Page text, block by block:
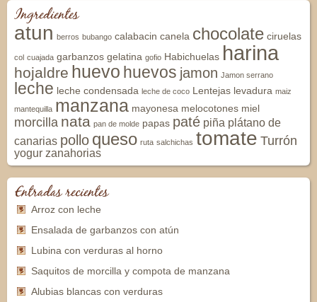
Ingredientes
atun berros bubango calabacin canela chocolate ciruelas
col cuajada garbanzos gelatina gofio Habichuelas harina
hojaldre huevo huevos jamon Jamon serrano
leche leche condensada leche de coco Lentejas levadura maiz
mantequilla manzana mayonesa melocotones miel
morcilla nata pan de molde papas paté piña plátano de
canarias pollo queso ruta salchichas tomate Turrón
yogur zanahorias
Entradas recientes
Arroz con leche
Ensalada de garbanzos con atún
Lubina con verduras al horno
Saquitos de morcilla y compota de manzana
Alubias blancas con verduras